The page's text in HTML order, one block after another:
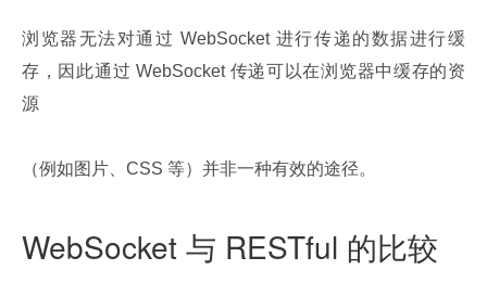
浏览器无法对通过 WebSocket 进行传递的数据进行缓
存，因此通过 WebSocket 传递可以在浏览器中缓存的资
源
（例如图片、CSS 等）并非一种有效的途径。
WebSocket 与 RESTful 的比较